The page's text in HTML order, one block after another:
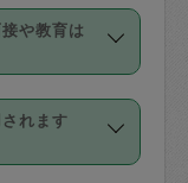
ことが可
スカジさ
くださ
調整はで
ィールで
作業、屋
持ちの
格者で保
で料理関
、日本で
先生とし
出身の
や教育は
接と説明
証明書の
す。外国
れます